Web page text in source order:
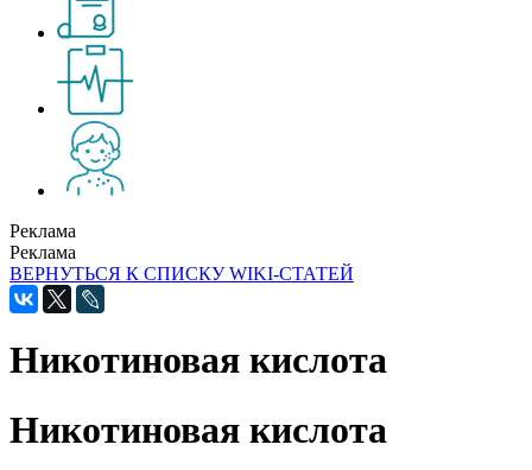
Реклама
Реклама
ВЕРНУТЬСЯ К СПИСКУ WIKI-СТАТЕЙ
Никотиновая кислота
Никотиновая кислота